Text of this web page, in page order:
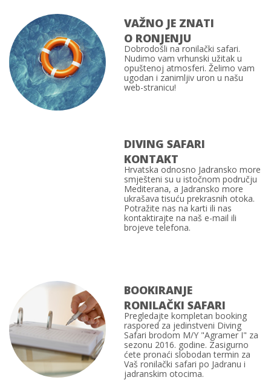
VAŽNO JE ZNATI
O RONJENJU
Dobrodošli naronilački safari.
Nudimo vam vrhunski užitak u
opuštenoj atmosferi. Želimo vam
ugodan i zanimljiv uron u našu
web-stranicu!
DIVING SAFARI
KONTAKT
Hrvatska odnosno Jadransko more
smješteni su u istočnom području
Mediterana, a Jadransko more
ukrašava tisuću prekrasnih otoka.
Potražite nas na karti ili nas
kontaktirajte na naš e-mail ili
brojeve telefona.
BOOKIRANJE
RONILAČKI SAFARI
Pregledajte kompletan booking
rasporedza jedinstveni Diving
Safari brodom M/Y "Agramer I" za
sezonu 2016. godine. Zasigurno
ćete pronaći slobodan termin za
Vaš ronilački safari po Jadranu i
jadranskim otocima.